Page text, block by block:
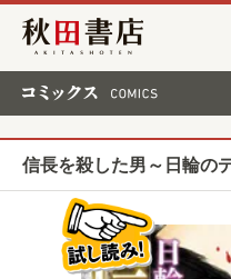
秋田書店
信長を殺した男～日輪の